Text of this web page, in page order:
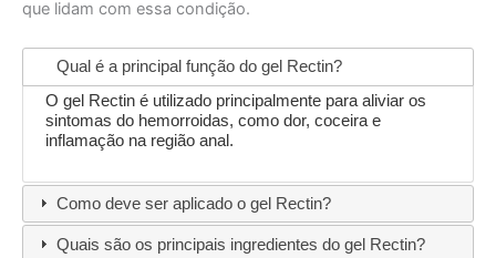
que lidam com essa condição.
Qual é a principal função do gel Rectin?
O gel Rectin é utilizado principalmente para aliviar os
sintomas do hemorroidas, como dor, coceira e
inflamação na região anal.
Como deve ser aplicado o gel Rectin?
Quais são os principais ingredientes do gel Rectin?